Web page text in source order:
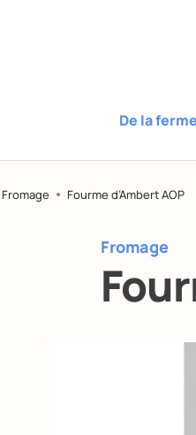
De la
Fromage Fourme d’Ambert AOP
Fromage